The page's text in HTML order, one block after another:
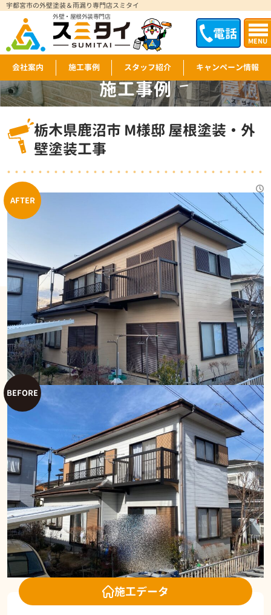
電話 MENU
宇都宮市の外壁塗装＆雨漏り専門店スミタイ
外壁・屋根外装専門店
会社案内 施工事例 スタッフ紹介 キャンペーン情報
施工事例
WORKS
栃木県鹿沼市 M様邸 屋根塗装・外
壁塗装工事
施工データ